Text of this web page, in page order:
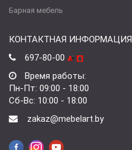
Барная мебель
КОНТАКТНАЯ ИНФОРМАЦИЯ
697-80-00
Время работы:
Пн-Пт: 09:00 - 18:00
Сб-Вс: 10:00 - 18:00
zakaz@mebelart.by